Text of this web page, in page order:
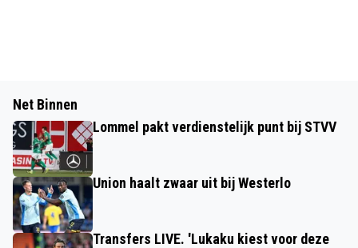
Net Binnen
Lommel pakt verdienstelijk punt bij STVV
Union haalt zwaar uit bij Westerlo
Transfers LIVE. 'Lukaku kiest voor deze